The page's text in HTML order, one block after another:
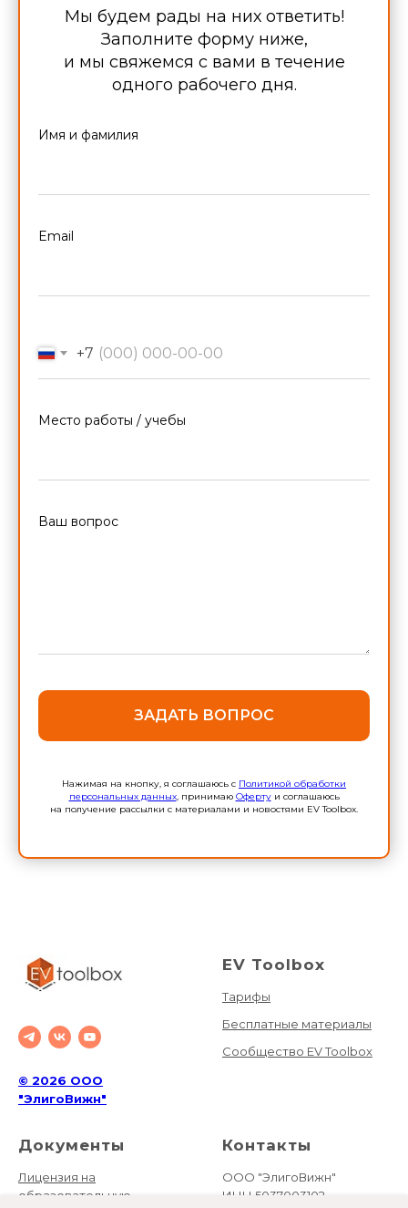
на 1 год*
уровень присваивается
Мы будем рады на них ответить!
Заполните форму ниже,
и мы свяжемся с вами в течение
одного рабочего дня.
Имя и фамилия
Email
+7
Место работы / учебы
Ваш вопрос
ЗАДАТЬ ВОПРОС
Нажимая на кнопку, я соглашаюсь с Политикой обработки
персональных данных, принимаю Офертуи соглашаюсь
на получение рассылки с материалами и новостями EV Toolbox.
© 2026 ООО
"ЭлигоВижн"
EV Toolbox
Тарифы
Бесплатные материалы
Сообщество EV Toolbox
Документы
Лицензия на
образовательную
Контакты
ООО "ЭлигоВижн"
ИНН 5037003102